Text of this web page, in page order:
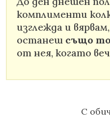
комплименти
изглежда и
останеш също
от нея, когато
С